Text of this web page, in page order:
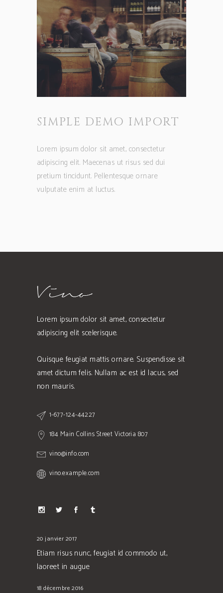
SIMPLE DEMO IMPORT
Lorem ipsum dolor sit amet, consectetur
adipiscing elit. Maecenas ut risus sed dui
pretium tincidunt. Pellentesque ornare
vulputate enim at luctus.
Lorem ipsum dolor sit amet, consectetur
adipiscing elit scelerisque.
Quisque feugiat mattis ornare. Suspendisse sit
amet dictum felis. Nullam ac est id lacus, sed
non mauris.
1-677-124-44227
184 Main Collins Street Victoria 807
vino@info.com
vino.example.com
20 janvier 2017
Etiam risus nunc, feugiat id commodo ut,
laoreet in augue
18 décembre 2016